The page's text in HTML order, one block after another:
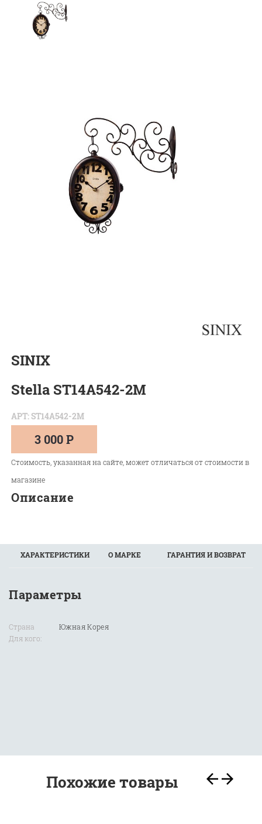
SINIX
Stella ST14A542-2M
АРТ: ST14A542-2M
3 000 Р
Стоимость, указанная на сайте, может отличаться от стоимости в
магазине
Описание
ХАРАКТЕРИСТИКИ О МАРКЕ ГАРАНТИЯ И ВОЗВРАТ
Параметры
Страна
Для кого:
Южная Корея
Похожие товары